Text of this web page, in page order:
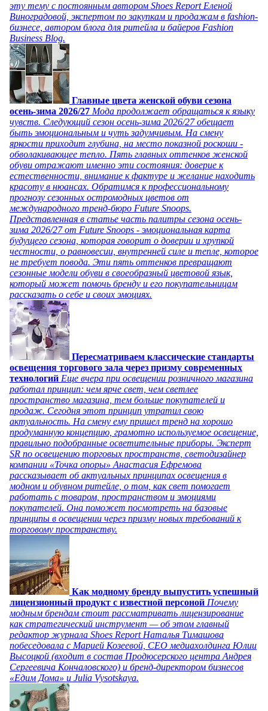
эту тему с постоянным автором Shoes Report Еленой
Виноградовой, экспертом по закупкам и продажам в fashion-
бизнесе, автором блога для ритейла и байеров Fashion
Business Blog.
Главные цвета женской обуви сезона
осень-зима 2026/27 Мода продолжает обращаться к языку
чувств. Следующий сезон осень-зима 2026/27 обещает
быть эмоциональным и чуть задумчивым. На смену
яркости приходит глубина, на место показной роскоши -
обволакивающее тепло. Пять главных оттенков женской
обуви отражают именно эти состояния: доверие к
естественности, внимание к фактуре и желание находить
красоту в нюансах. Обратимся к профессиональному
прогнозу сезонных остромодных цветов от
международного тренд-бюро Future Snoops.
Представленная в статье часть палитры сезона осень-
зима 2026/27 от Future Snoops - эмоциональная карта
будущего сезона, которая говорит о доверии и хрупкой
честности, о равновесии, внутренней силе и тепле, которое
не требует повода. Эти пять оттенков превращают
сезонные модели обуви в своеобразный цветовой язык,
который может помочь бренду и его покупательницам
рассказать о себе и своих эмоциях.
Пересматриваем классические стандарты
освещения торгового зала через призму современных
технологий Еще вчера при освещении розничного магазина
работал принцип: чем ярче свет, чем светлее
пространство магазина, тем больше покупателей и
продаж. Сегодня этот принцип утратил свою
актуальность. На смену ему пришел тренд на хорошо
продуманную концепцию, грамотно используемое освещение,
правильно подобранные осветительные приборы. Эксперт
SR по освещению торговых пространств, светодизайнер
компании «Точка опоры» Анастасия Ефремова
рассказывает об актуальных принципах освещения в
модном и обувном ритейле, о том, как свет помогает
работать с товаром, пространством и эмоциями
покупателей. Она поможет посмотреть на базовые
принципы в освещении через призму новых требований к
торговому пространству.
Как модному бренду выпустить успешный
лицензионный продукт с известной персоной Почему
модным брендам стоит рассматривать лицензирование
как стратегический инструмент — об этом главный
редактор журнала Shoes Report Наталья Тимашова
побеседовала с Марией Козеевой, СЕО медиахолдинга Юлии
Высоцкой (входит в состав Продюсерского центра Андрея
Сергеевича Кончаловского) и бренд-директором бизнесов
«Едим Дома» и Julia Vysotskaya.